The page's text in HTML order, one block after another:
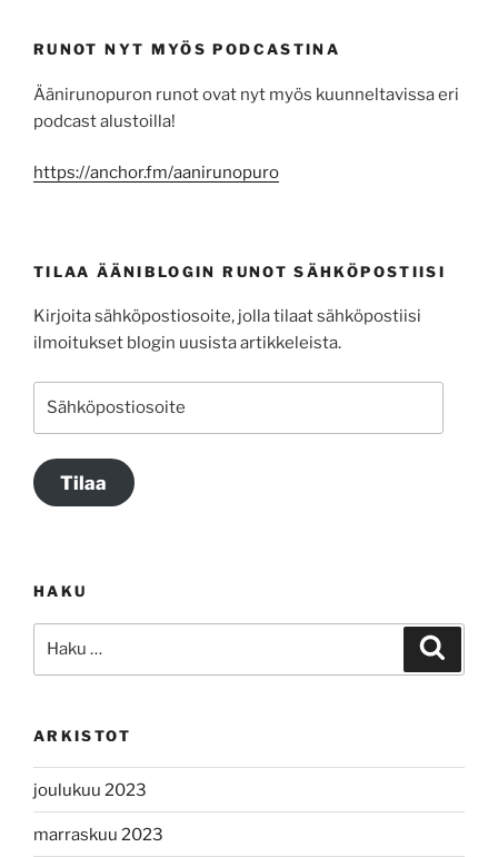
RUNOT NYT MYÖS PODCASTINA
Äänirunopuron runot ovat nyt myös kuunneltavissa eri
podcast alustoilla!
https://anchor.fm/aanirunopuro
TILAA ÄÄNIBLOGIN RUNOT SÄHKÖPOSTIISI
Kirjoita sähköpostiosoite, jolla tilaat sähköpostiisi
ilmoitukset blogin uusista artikkeleista.
Tilaa
HAKU
ARKISTOT
joulukuu 2023
marraskuu 2023